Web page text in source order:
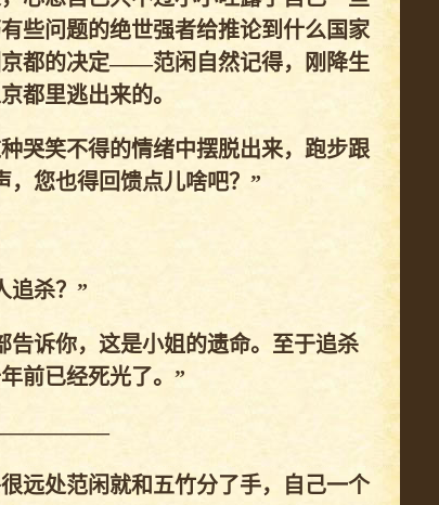
些问题的绝世强者给推论到什么国家
都的决定——范闲自然记得，刚降生
都里逃出来的。
哭笑不得的情绪中摆脱出来，跑步跟
，您也得回馈点儿啥吧？”
追杀？”
诉你，这是小姐的遗命。至于追杀
前已经死光了。”
远处范闲就和五竹分了手，自己一个